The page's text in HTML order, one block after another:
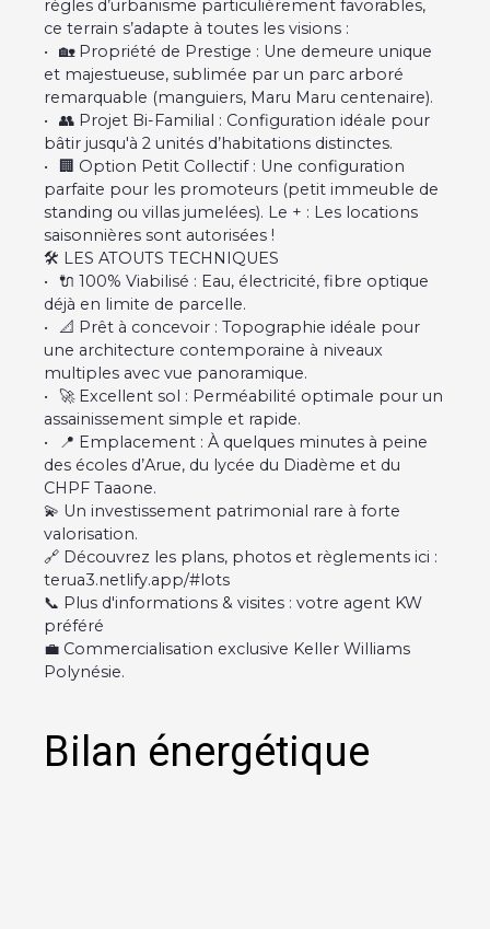
règles d’urbanisme particulièrement favorables,
ce terrain s’adapte à toutes les visions :
🏡 Propriété de Prestige : Une demeure unique
et majestueuse, sublimée par un parc arboré
remarquable (manguiers, Maru Maru centenaire).
👥 Projet Bi-Familial : Configuration idéale pour
bâtir jusqu'à 2 unités d’habitations distinctes.
🏢 Option Petit Collectif : Une configuration
parfaite pour les promoteurs (petit immeuble de
standing ou villas jumelées). Le + : Les locations
saisonnières sont autorisées !
🛠️ LES ATOUTS TECHNIQUES
🔌 100% Viabilisé : Eau, électricité, fibre optique
déjà en limite de parcelle.
📐 Prêt à concevoir : Topographie idéale pour
une architecture contemporaine à niveaux
multiples avec vue panoramique.
🚀 Excellent sol : Perméabilité optimale pour un
assainissement simple et rapide.
📍 Emplacement : À quelques minutes à peine
des écoles d’Arue, du lycée du Diadème et du
CHPF Taaone.
💫 Un investissement patrimonial rare à forte
valorisation.
🔗 Découvrez les plans, photos et règlements ici :
terua3.netlify.app/#lots
📞 Plus d'informations & visites : votre agent KW
préféré
💼 Commercialisation exclusive Keller Williams
Polynésie.
Bilan énergétique